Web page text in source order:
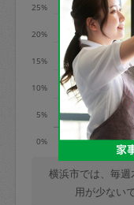
水曜日9時
50%
金曜日9時
100%
土曜日8
＋交通費
依頼者不
金額の
0%
5%
10%
15%
20%
25%
月 火
横浜市では、毎
用が少ない